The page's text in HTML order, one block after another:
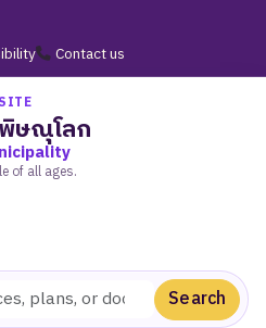
Contact us
ษณุโลก
of all ages.
Search